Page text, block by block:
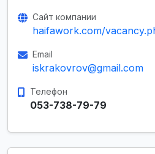
Сайт компании
haifawork.com/
Email
iskrakovrov@gmail.com
Телефон
053-738-79-79